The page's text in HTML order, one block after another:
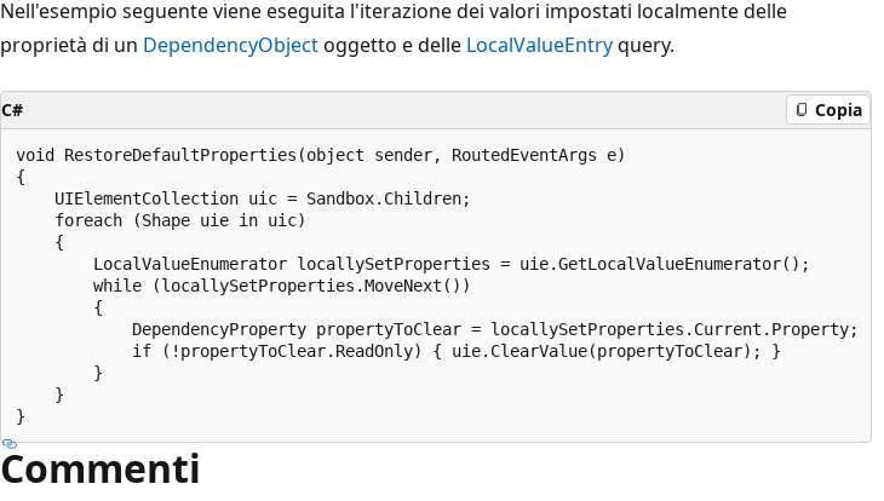
Nell'esempio seguente viene eseguita l'iterazione dei valori impostati localmente delle
proprietà di un DependencyObjectoggetto e delle LocalValueEntryquery.
C# Copia
void RestoreDefaultProperties(object sender, RoutedEventArgs e)
{
    UIElementCollection uic = Sandbox.Children;
    foreach (Shape uie in uic)
    {
        LocalValueEnumerator locallySetProperties = uie.GetLocalValueEnumerator();
        while (locallySetProperties.MoveNext())
        {
            DependencyProperty propertyToClear = locallySetProperties.Current.Property;
            if (!propertyToClear.ReadOnly) { uie.ClearValue(propertyToClear); }
        }
    }
Commenti